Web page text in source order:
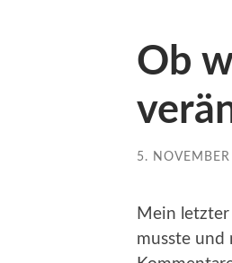
Ob
5.
Mein
musste und